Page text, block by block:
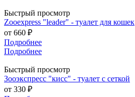
Быстрый просмотр
Zooexpress "leader" - туалет для кошек
от 660 ₽
Подробнее
Подробнее
Быстрый просмотр
Зооэкспресс "кисс" - туалет с сеткой
от 330 ₽